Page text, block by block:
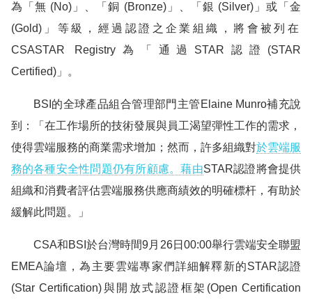
為「無 (No) 」、「銅 (Bronze)」、「銀 (Silver) 」或「金
(Gold)」等級，經過認證之企業組織，將會被列在
CSASTAR Registry為「通過 STAR 認證 (STAR
Certified)」。
BSI 的全球產品組合管理部門主管 Elaine Munro補充說
到：「在工作場所的技術發展與員工渴望彈性工作的需求，
使得雲端服務的商業需求增加；然而，許多組織對於雲端服
務的各種安全性問題仍有所顧慮。藉由STAR認證將會提供
組織和消費者評估雲端服務供應商績效的明確標杆，有助於
緩解此問題。」
CSA和BSI 於台灣時間9月 26日 00:00舉行雲端安全聯盟
EMEA論壇，為主要雲端專家們詳細解釋新的STAR認證
(Star Certification)與開放式認證框架 (Open Certification